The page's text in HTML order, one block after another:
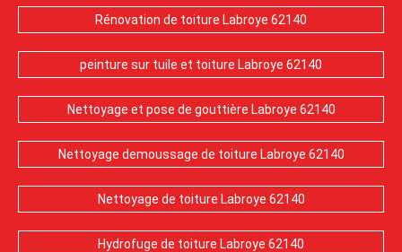
Rénovation de toiture Labroye 62140
peinture sur tuile et toiture Labroye 62140
Nettoyage et pose de gouttière Labroye 62140
Nettoyage demoussage de toiture Labroye 62140
Nettoyage de toiture Labroye 62140
Hydrofuge de toiture Labroye 62140